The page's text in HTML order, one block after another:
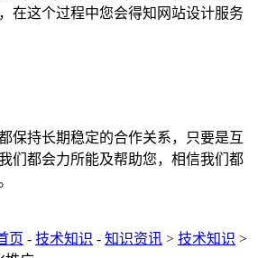
在这个过程中您会得知网站设计服务
保持长期稳定的合作关系，只要是互
们都会力所能及帮助您，相信我们都
页 - 技术知识 - 知识资讯 > 技术知识 >